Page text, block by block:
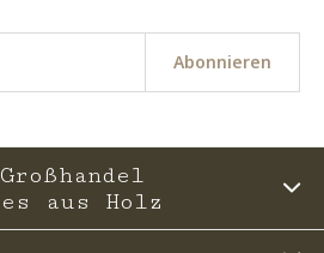
Abonnieren
aus Holz